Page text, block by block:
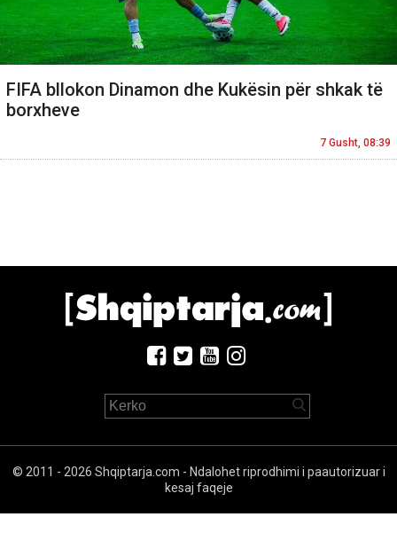
FIFA bllokon Dinamon dhe Kukësin për shkak të
borxheve
7 Gusht, 08:39
© 2011 - 2026 Shqiptarja.com - Ndalohet riprodhimi i paautorizuar i
kesaj faqeje